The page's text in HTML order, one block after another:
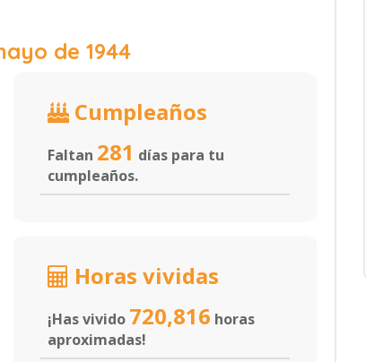
de 1944
Cumpleaños
Faltan 281 días para tu
cumpleaños.
Horas vividas
¡Has vivido 720,816 horas
aproximadas!